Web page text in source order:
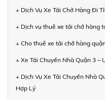
+ Dịch Vụ Xe Tải Chở Hàng Đi
+ Dịch vụ thuê xe tải chở hàng
+ Cho thuê xe tải chở hàng
+ Xe Tải Chuyển Nhà Quận 3 –
+ Dịch Vụ Xe Tải Chuyển Nhà
Hợp Lý